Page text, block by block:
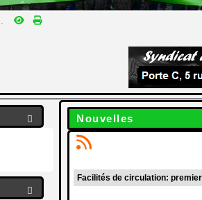


Nouvelles
Facilités de circulation: